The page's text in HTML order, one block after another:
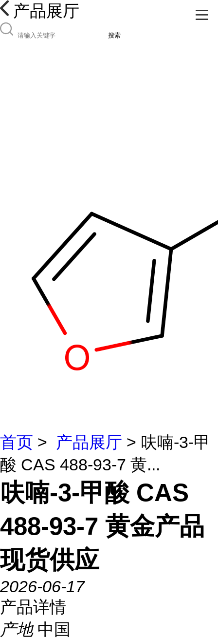
产品展厅
搜索
首页 > 产品展厅 > 呋喃-3-甲
酸 CAS 488-93-7 黄...
呋喃-3-甲酸 CAS
488-93-7 黄金产品
现货供应
2026-06-17
产品详情
产地 中国